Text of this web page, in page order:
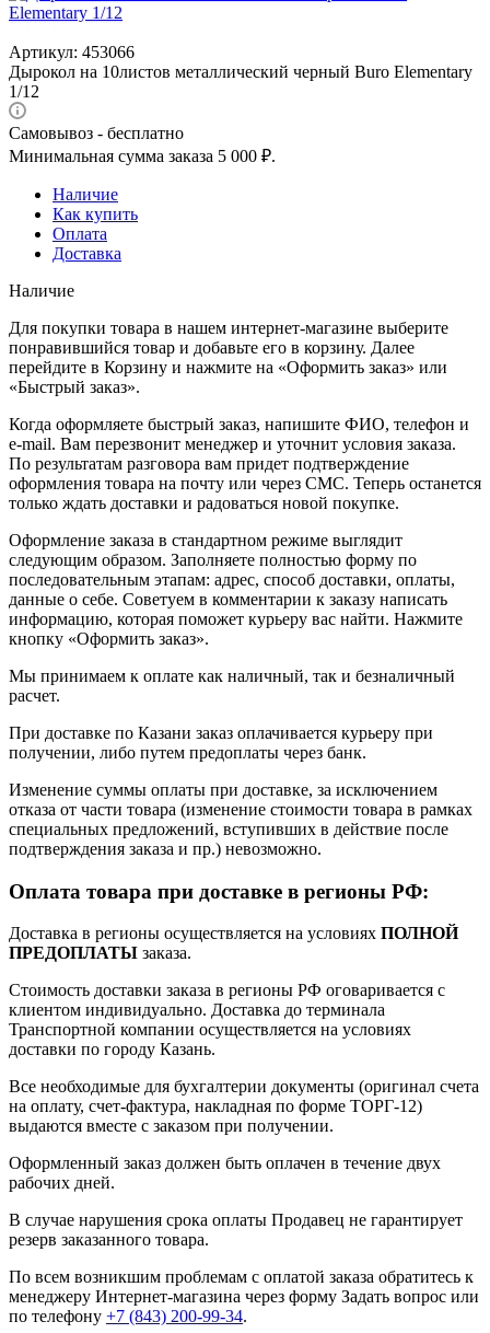
Артикул: 453066
Дырокол на 10листов металлический черный Buro Elementary
1/12
Самовывоз - бесплатно
Минимальная сумма заказа 5 000 ₽.
Наличие
Как купить
Оплата
Доставка
Наличие
Для покупки товара в нашем интернет-магазине выберите
понравившийся товар и добавьте его в корзину. Далее
перейдите в Корзину и нажмите на «Оформить заказ» или
«Быстрый заказ».
Когда оформляете быстрый заказ, напишите ФИО, телефон и
e-mail. Вам перезвонит менеджер и уточнит условия заказа.
По результатам разговора вам придет подтверждение
оформления товара на почту или через СМС. Теперь останется
только ждать доставки и радоваться новой покупке.
Оформление заказа в стандартном режиме выглядит
следующим образом. Заполняете полностью форму по
последовательным этапам: адрес, способ доставки, оплаты,
данные о себе. Советуем в комментарии к заказу написать
информацию, которая поможет курьеру вас найти. Нажмите
кнопку «Оформить заказ».
Мы принимаем к оплате как наличный, так и безналичный
расчет.
При доставке по Казани заказ оплачивается курьеру при
получении, либо путем предоплаты через банк.
Изменение суммы оплаты при доставке, за исключением
отказа от части товара (изменение стоимости товара в рамках
специальных предложений, вступивших в действие после
подтверждения заказа и пр.) невозможно.
Оплата товара при доставке в регионы РФ:
Доставка в регионы осуществляется на условиях ПОЛНОЙ
ПРЕДОПЛАТЫ заказа.
Стоимость доставки заказа в регионы РФ оговаривается с
клиентом индивидуально. Доставка до терминала
Транспортной компании осуществляется на условиях
доставки по городу Казань.
Все необходимые для бухгалтерии документы (оригинал счета
на оплату, счет-фактура, накладная по форме ТОРГ-12)
выдаются вместе с заказом при получении.
Оформленный заказ должен быть оплачен в течение двух
рабочих дней.
В случае нарушения срока оплаты Продавец не гарантирует
резерв заказанного товара.
По всем возникшим проблемам с оплатой заказа обратитесь к
менеджеру Интернет-магазина через форму Задать вопрос или
по телефону +7 (843) 200-99-34.